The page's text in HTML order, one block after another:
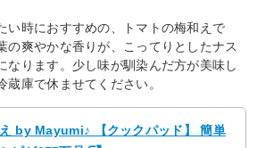
い時におすすめの、トマトの梅和えで
の爽やかな香りが、こってりとしたナス
なります。少し味が馴染んだ方が美味し
庫で休ませてください。
by Mayumi♪ 【クックパッド】 簡単